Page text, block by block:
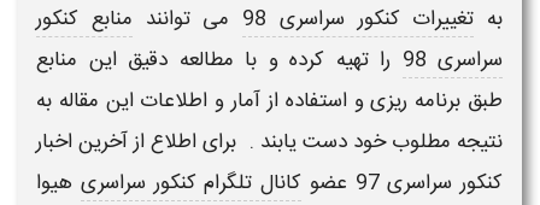
به تغییرات کنکور سراسری 98 می توانند منابع کنکور
سراسری 98
را تهیه کرده و با مطالعه دقیق این منابع
طبق برنامه ریزی و استفاده از آمار و اطلاعات این مقاله به
نتیجه مطلوب خود دست یابند . برای اطلاع از آخرین اخبار
کنکور سراسری 97 عضو
کانال تلگرام کنکور سراسری هیوا